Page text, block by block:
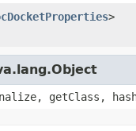
>
getClass,